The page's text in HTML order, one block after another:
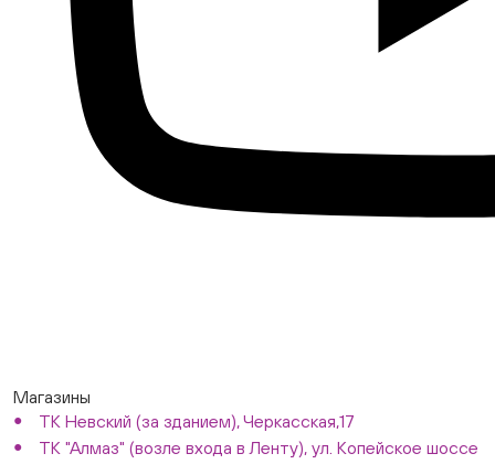
Магазины
ТК Невский (за зданием), Черкасская,17
ТК "Алмаз" (возле входа в Ленту), ул. Копейское шоссе